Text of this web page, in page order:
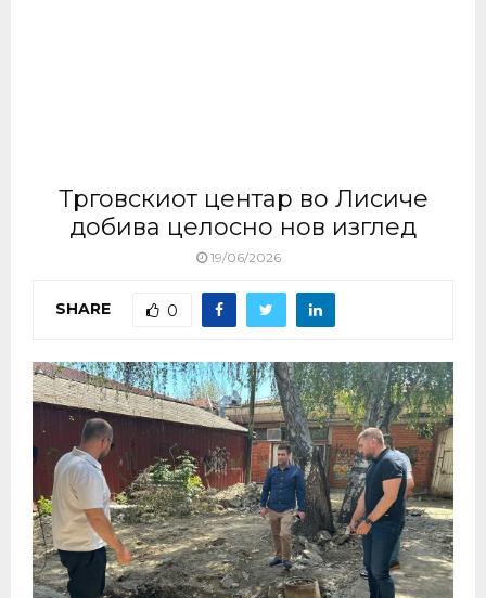
Трговскиот центар во Лисиче
добива целосно нов изглед
19/06/2026
SHARE 0